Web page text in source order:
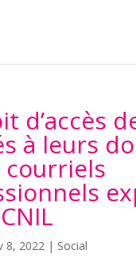
d’accès
à leurs
courriels
8, 2022| Social